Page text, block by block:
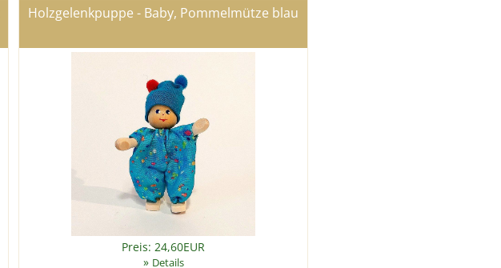
Holzgelenkpuppe - Baby, Pommelmütze blau
Preis: 24,60EUR
» Details